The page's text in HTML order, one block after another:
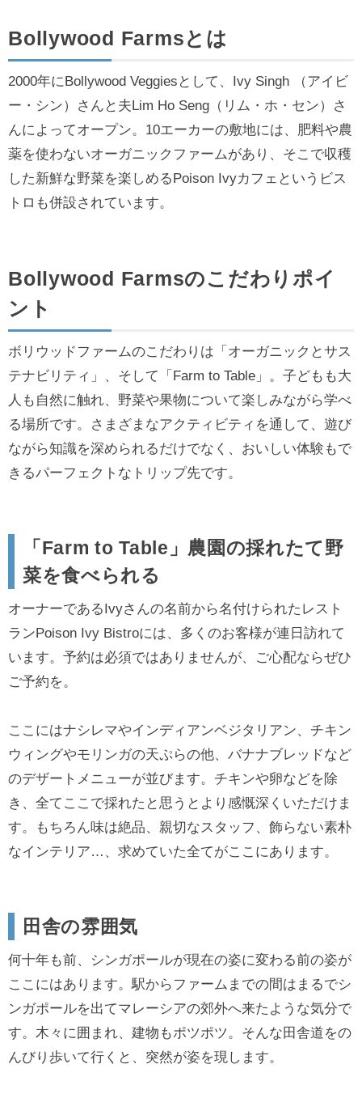
Bollywood Farmsとは
2000年にBollywood Veggiesとして、Ivy Singh （アイビ
ー・シン）さんと夫Lim Ho Seng（リム・ホ・セン）さ
んによってオープン。10エーカーの敷地には、肥料や農
薬を使わないオーガニックファームがあり、そこで収穫
した新鮮な野菜を楽しめるPoison Ivyカフェというビス
トロも併設されています。
Bollywood Farmsのこだわりポイ
ント
ボリウッドファームのこだわりは「オーガニックとサス
テナビリティ」、そして「Farm to Table」。子どもも大
人も自然に触れ、野菜や果物について楽しみながら学べ
る場所です。さまざまなアクティビティを通して、遊び
ながら知識を深められるだけでなく、おいしい体験もで
きるパーフェクトなトリップ先です。
「Farm to Table」農園の採れたて野
菜を食べられる
オーナーであるIvyさんの名前から名付けられたレスト
ランPoison Ivy Bistroには、多くのお客様が連日訪れて
います。予約は必須ではありませんが、ご心配ならぜひ
ご予約を。
ここにはナシレマやインディアンベジタリアン、チキン
ウィングやモリンガの天ぷらの他、バナナブレッドなど
のデザートメニューが並びます。チキンや卵などを除
き、全てここで採れたと思うとより感慨深くいただけま
す。もちろん味は絶品、親切なスタッフ、飾らない素朴
なインテリア…、求めていた全てがここにあります。
田舎の雰囲気
何十年も前、シンガポールが現在の姿に変わる前の姿が
ここにはあります。駅からファームまでの間はまるでシ
ンガポールを出てマレーシアの郊外へ来たような気分で
す。木々に囲まれ、建物もポツポツ。そんな田舎道をの
んびり歩いて行くと、突然が姿を現します。